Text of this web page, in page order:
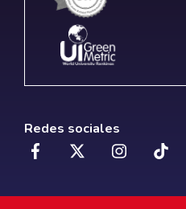
Redes sociales